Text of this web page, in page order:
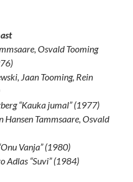
Osvald Tooming
Jaan Tooming, Rein
“Kauka jumal” (1977)
Hansen Tammsaare, Osvald
Vanja” (1980)
Adlas “Suvi” (1984)